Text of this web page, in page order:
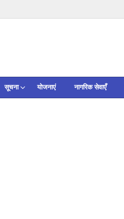
सूचना योजनाएं नागरिक सेवाएँ